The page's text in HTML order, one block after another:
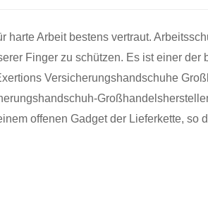
harte Arbeit bestens vertraut.
Finger zu schützen. Es ist einer
Versicherungshandschuhe
offenen Gadget der Lieferkette, so